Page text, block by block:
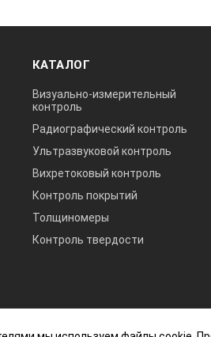
КАТАЛОГ
Визуально-измерительный
контроль
Радиографический контроль
Ультразвуковой контроль
Вихретоковый контроль
Контроль покрытий
Толщиномеры
Контроль твердости
носит исключительно